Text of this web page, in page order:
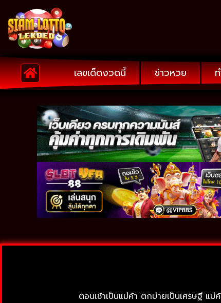
เลขเด็ดงวดนี้ ข่าวหวย
ตอนเช้าเป็นแม่ค้า ตกบ่ายเป็นเศรษฐี แ